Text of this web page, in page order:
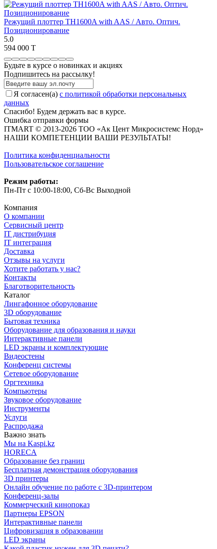
Режущий плоттер TH1600A with AAS / Авто. Оптич.
Позиционирование
5.0
594 000 T
Будьте в курсе о новинках и акциях
Подпишитесь на рассылкy!
Я согласен(a) с политикой обработки персональных
данных
Спасибо! Будем держать вас в курсе.
Ошибка отправки формы
ITMART © 2013-2026 ТОО «Ак Цент Микросистемс Норд»
НАШИ КОМПЕТЕНЦИИ ВАШИ РЕЗУЛЬТАТЫ!
Политика конфиденциальности
Пользовательское соглашение
Режим работы:
Пн-Пт с 10:00-18:00, Сб-Вс Выходной
Компания
О компании
Сервисный центр
IT дистрибуция
IT интеграция
Доставка
Отзывы на услуги
Хотите работать у нас?
Контакты
Благотворительность
Каталог
Лингафонное оборудование
3D оборудование
Бытовая техника
Оборудование для образования и науки
Интерактивные панели
LED экраны и комплектующие
Видеостены
Конференц системы
Сетевое оборудование
Оргтехника
Компьютеры
Звуковое оборудование
Инструменты
Услуги
Распродажа
Важно знать
Мы на Kaspi.kz
HORECA
Образование без границ
Бесплатная демонстрация оборудования
3D принтеры
Онлайн обучение по работе с 3D-принтером
Конференц-залы
Коммерческий кинопоказ
Партнеры EPSON
Интерактивные панели
Цифровизация в образовании
LED экраны